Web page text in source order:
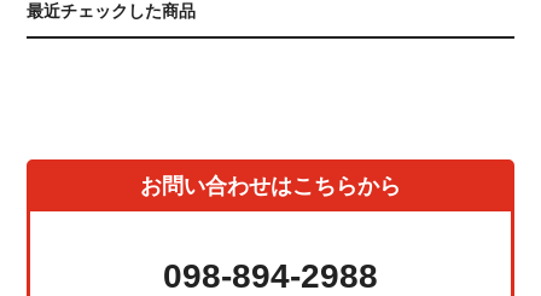
最近チェックした商品
お問い合わせはこちらから
098-894-2988